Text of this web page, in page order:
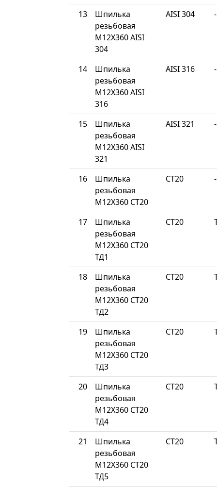
13
Шпилька
резьбовая
М12Х360 AISI
304
AISI 304 -
14
Шпилька
резьбовая
М12Х360 AISI
316
AISI 316 -
15
Шпилька
резьбовая
М12Х360 AISI
321
AISI 321 -
16
Шпилька
резьбовая
М12Х360 СТ20
СТ20 -
17
Шпилька
резьбовая
М12Х360 СТ20
ТД1
СТ20
18
Шпилька
резьбовая
М12Х360 СТ20
ТД2
СТ20
19
Шпилька
резьбовая
М12Х360 СТ20
ТД3
СТ20
20
Шпилька
резьбовая
М12Х360 СТ20
ТД4
СТ20
21
Шпилька
резьбовая
М12Х360 СТ20
ТД5
СТ20